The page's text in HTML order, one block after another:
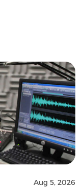
Aug 5, 2026